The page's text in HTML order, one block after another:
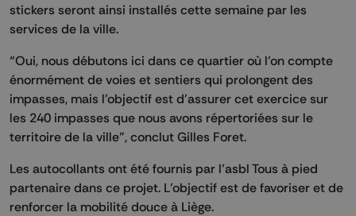
stickers seront ainsi installés cette semaine par les
services de la ville.
“Oui, nous débutons ici dans ce quartier où l’on compte
énormément de voies et sentiers qui prolongent des
impasses, mais l’objectif est d’assurer cet exercice sur
les 240 impasses que nous avons répertoriées sur le
territoire de la ville”, conclut Gilles Foret.
Les autocollants ont été fournis par l’asbl Tous à pied
partenaire dans ce projet. L’objectif est de favoriser et de
renforcer la mobilité douce à Liège.